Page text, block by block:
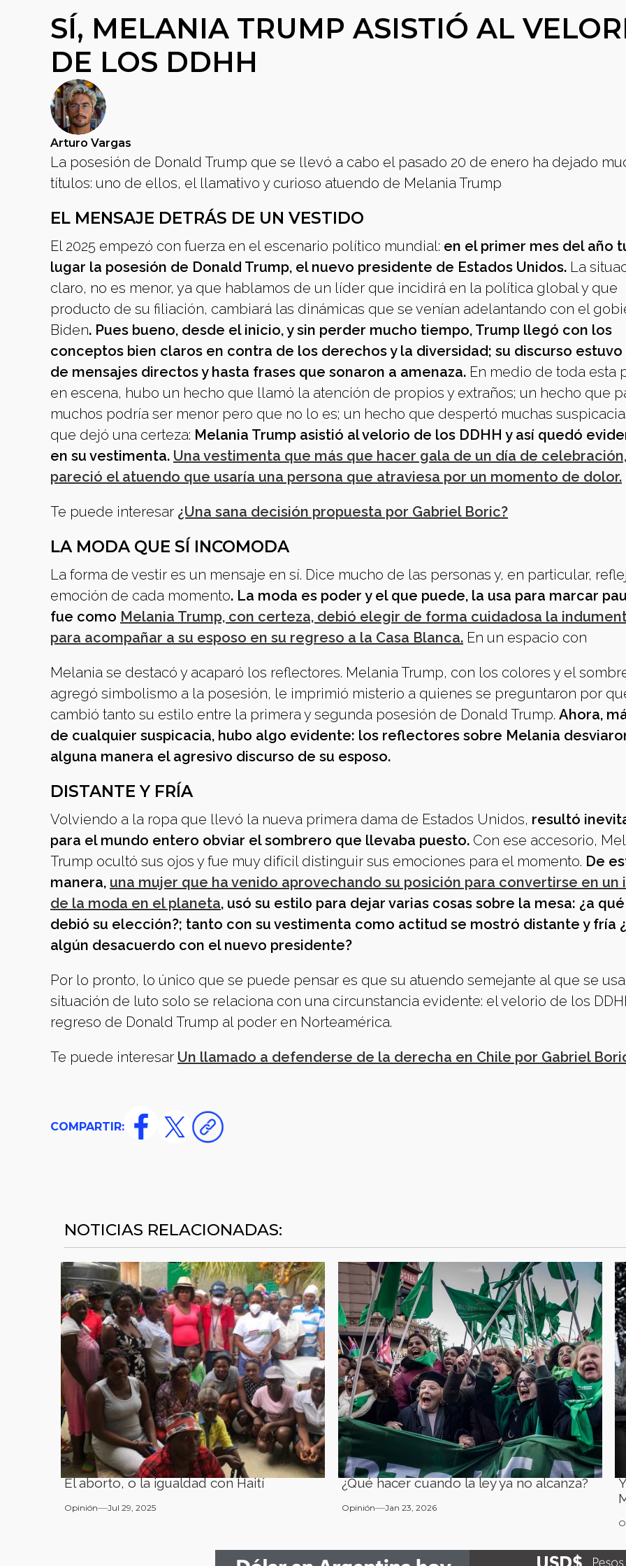
SÍ, MELANIA TRUMP ASISTIÓ AL
DE LOS DDHH
Arturo Vargas
La posesión de Donald Trump que se llevó a cabo el pasado 20 de enero ha dejado
títulos: uno de ellos, el llamativo y curioso atuendo de Melania Trump
EL MENSAJE DETRÁS DE UN VESTIDO
El 2025 empezó con fuerza en el escenario político mundial: en el primer mes del año
lugar la posesión de Donald Trump, el nuevo presidente de Estados Unidos. La
claro, no es menor, ya que hablamos de un líder que incidirá en la política global y que
producto de su filiación, cambiará las dinámicas que se venían adelantando con el
Biden. Pues bueno, desde el inicio, y sin perder mucho tiempo, Trump llegó con los
conceptos bien claros en contra de los derechos y la diversidad; su discurso
de mensajes directos y hasta frases que sonaron a amenaza. En medio de toda esta
en escena, hubo un hecho que llamó la atención de propios y extraños; un hecho que
muchos podría ser menor pero que no lo es; un hecho que despertó muchas
que dejó una certeza: Melania Trump asistió al velorio de los DDHH y así quedó
en su vestimenta. Una vestimenta que más que hacer gala de un día de celebración,
pareció el atuendo que usaría una persona que atraviesa por un momento de dolor.
Te puede interesar ¿Una sana decisión propuesta por Gabriel Boric?
LA MODA QUE SÍ INCOMODA
La forma de vestir es un mensaje en sí. Dice mucho de las personas y, en particular,
emoción de cada momento. La moda es poder y el que puede, la usa para marcar
fue como Melania Trump, con certeza, debió elegir de forma cuidadosa la
para acompañar a su esposo en su regreso a la Casa Blanca. En un espacio con
Melania se destacó y acaparó los reflectores. Melania Trump, con los colores y el
agregó simbolismo a la posesión, le imprimió misterio a quienes se preguntaron por
cambió tanto su estilo entre la primera y segunda posesión de Donald Trump. Ahora,
de cualquier suspicacia, hubo algo evidente: los reflectores sobre Melania
alguna manera el agresivo discurso de su esposo.
DISTANTE Y FRÍA
Volviendo a la ropa que llevó la nueva primera dama de Estados Unidos, resultó
para el mundo entero obviar el sombrero que llevaba puesto. Con ese accesorio,
Trump ocultó sus ojos y fue muy difícil distinguir sus emociones para el momento. De
manera, una mujer que ha venido aprovechando su posición para convertirse en un
de la moda en el planeta, usó su estilo para dejar varias cosas sobre la mesa: ¿a
debió su elección?; tanto con su vestimenta como actitud se mostró distante y fría
algún desacuerdo con el nuevo presidente?
Por lo pronto, lo único que se puede pensar es que su atuendo semejante al que se
situación de luto solo se relaciona con una circunstancia evidente: el velorio de los
regreso de Donald Trump al poder en Norteamérica.
Te puede interesar Un llamado a defenderse de la derecha en Chile por Gabriel
COMPARTIR:
NOTICIAS RELACIONADAS:
El aborto, o la igualdad con Haití
Opinión Jul 29, 2025
¿Qué hacer cuando la ley ya no alcanza?
Opinión Jan 23, 2026